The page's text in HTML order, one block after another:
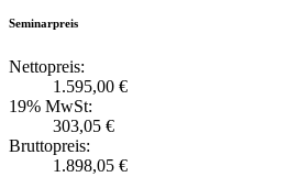
Seminarpreis
Nettopreis:
1.595,00 €
19% MwSt:
303,05 €
Bruttopreis:
1.898,05 €